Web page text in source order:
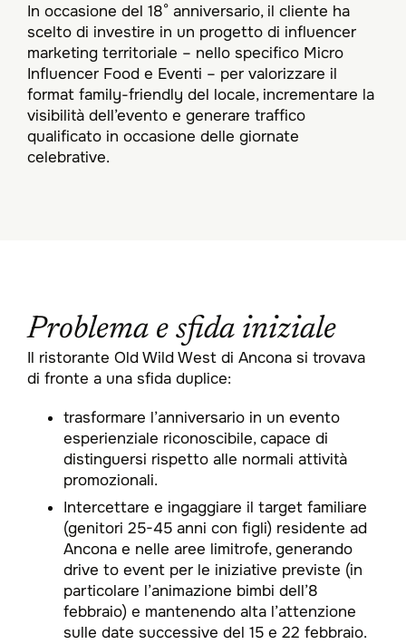
In occasione del 18° anniversario, il cliente ha
scelto di investire in un progetto di influencer
marketing territoriale – nello specifico Micro
Influencer Food e Eventi – per valorizzare il
format family-friendly del locale, incrementare la
visibilità dell’evento e generare traffico
qualificato in occasione delle giornate
celebrative.
Problema e sfida iniziale
Il ristorante Old Wild West di Ancona si trovava
di fronte a una sfida duplice:
trasformare l’anniversario in un evento
esperienziale riconoscibile, capace di
distinguersi rispetto alle normali attività
promozionali.
Intercettare e ingaggiare il target familiare
(genitori 25-45 anni con figli) residente ad
Ancona e nelle aree limitrofe, generando
drive to event per le iniziative previste (in
particolare l’animazione bimbi dell’8
febbraio) e mantenendo alta l’attenzione
sulle date successive del 15 e 22 febbraio.​